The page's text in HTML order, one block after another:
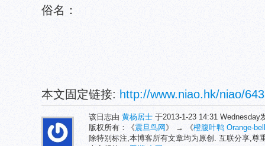
俗名：
本文固定链接: http://www.niao.hk/niao/
该日志由 黄杨居士 于2013-1-23 14:31 Wednesday
版权所有：《震旦鸟网 》 → 《橙腹叶鹎 Orange-
除特别标注,本博客所有文章均为原创. 互联分享,尊